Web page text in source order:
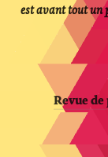
est avant tout un
Revue de